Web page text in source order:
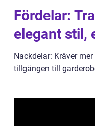
Fördelar:
elegant stil,
Nackdelar: Kräver
tillgången till